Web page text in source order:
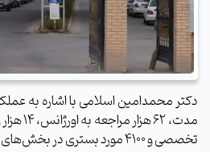
دکتر محمدامین اسلامی با اشاره به
تخصصی و ۴۱۰۰ مورد بستری در بخش‌های مختلف ثبت شده است.